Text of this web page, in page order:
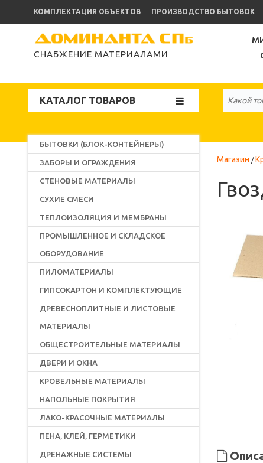
КОМПЛЕКТАЦИЯ ОБЪЕКТОВ ПРОИЗВОДСТВО БЫТОВОК
СНАБЖЕНИЕ МАТЕРИАЛАМИ
КАТАЛОГ ТОВАРОВ
БЫТОВКИ (БЛОК-КОНТЕЙНЕРЫ)
ЗАБОРЫ И ОГРАЖДЕНИЯ
СТЕНОВЫЕ МАТЕРИАЛЫ
СУХИЕ СМЕСИ
ТЕПЛОИЗОЛЯЦИЯ И МЕМБРАНЫ
ПРОМЫШЛЕННОЕ И СКЛАДСКОЕ
ОБОРУДОВАНИЕ
ПИЛОМАТЕРИАЛЫ
ГИПСОКАРТОН И КОМПЛЕКТУЮЩИЕ
ДРЕВЕСНОПЛИТНЫЕ И ЛИСТОВЫЕ
МАТЕРИАЛЫ
ОБЩЕСТРОИТЕЛЬНЫЕ МАТЕРИАЛЫ
ДВЕРИ И ОКНА
КРОВЕЛЬНЫЕ МАТЕРИАЛЫ
НАПОЛЬНЫЕ ПОКРЫТИЯ
ЛАКО-КРАСОЧНЫЕ МАТЕРИАЛЫ
ПЕНА, КЛЕЙ, ГЕРМЕТИКИ
ДРЕНАЖНЫЕ СИСТЕМЫ
Магазин